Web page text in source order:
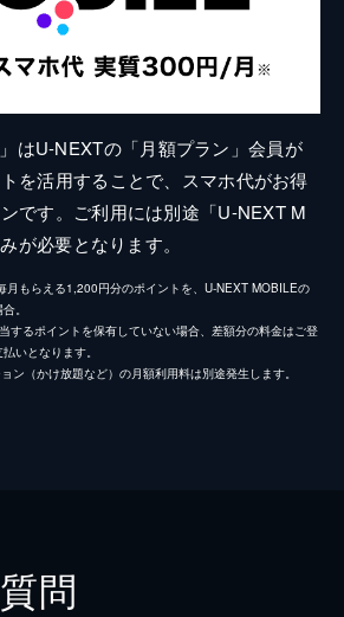
はU-NEXTの「月額プラン」会員が
を活用することで、スマホ代がお得
です。ご利用には別途「U-NEXT M
が必要となります。
月もらえる1,200円分のポイントを、U-NEXT MOBILEの
。
するポイントを保有していない場合、差額分の料金はご登
いとなります。
ン（かけ放題など）の月額利用料は別途発生します。
問